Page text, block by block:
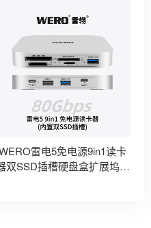
雷电5免电源9in1读卡
双SSD插槽硬盘盒扩展坞上